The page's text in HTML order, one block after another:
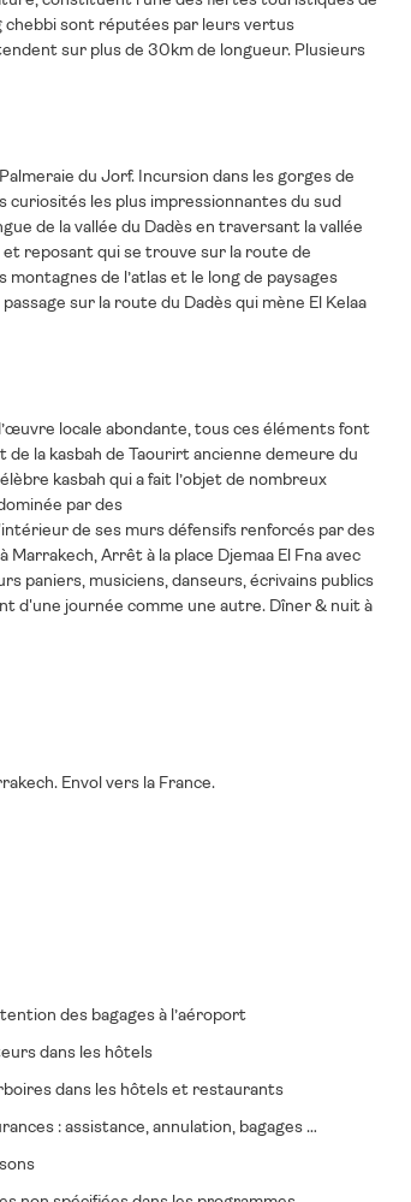
chebbi sont réputées par leurs vertus
sur plus de 30km de longueur. Plusieurs
du Jorf. Incursion dans les gorges de
curiosités les plus impressionnantes du sud
de la vallée du Dadès en traversant la vallée
et reposant qui se trouve sur la route de
de l’atlas et le long de paysages
sur la route du Dadès qui mène El Kelaa
locale abondante, tous ces éléments font
de la kasbah de Taourirt ancienne demeure du
kasbah qui a fait l’objet de nombreux
par des
de ses murs défensifs renforcés par des
Arrêt à la place Djemaa El Fna avec
paniers, musiciens, danseurs, écrivains publics
d'une journée comme une autre. Dîner & nuit à
Envol vers la France.
des bagages à l’aéroport
dans les hôtels
dans les hôtels et restaurants
: assistance, annulation, bagages …